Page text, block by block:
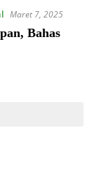
Maret 7, 2025
Bahas